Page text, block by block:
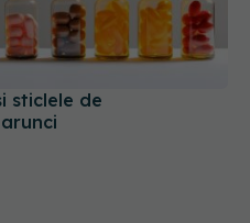
sticlele de